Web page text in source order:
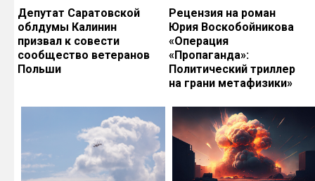
Депутат Саратовской
облдумы Калинин
призвал к совести
сообщество ветеранов
Польши
Рецензия на роман
Юрия Воскобойникова
«Операция
«Пропаганда»:
Политический триллер
на грани метафизики»